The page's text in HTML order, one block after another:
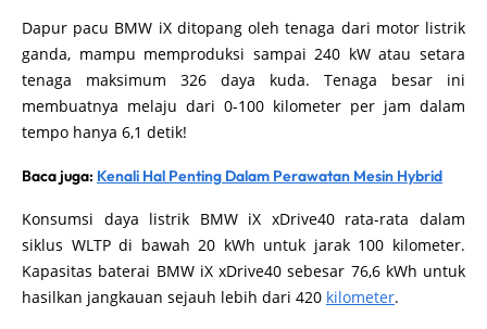
Dapur pacu BMW iX ditopang oleh tenaga dari motor listrik
ganda, mampu memproduksi sampai 240 kW atau setara
tenaga maksimum 326 daya kuda. Tenaga besar ini
membuatnya melaju dari 0-100 kilometer per jam dalam
tempo hanya 6,1 detik!
Baca juga: Kenali Hal Penting Dalam Perawatan Mesin Hybrid
Konsumsi daya listrik BMW iX xDrive40 rata-rata dalam
siklus WLTP di bawah 20 kWh untuk jarak 100 kilometer.
Kapasitas baterai BMW iX xDrive40 sebesar 76,6 kWh untuk
hasilkan jangkauan sejauh lebih dari 420 kilometer.